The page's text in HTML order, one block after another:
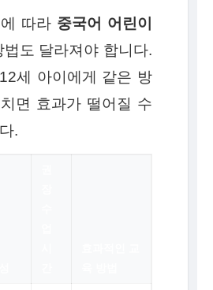
따라 중국어 어린이
도 달라져야 합니다.
세 아이에게 같은 방
면 효과가 떨어질 수
.